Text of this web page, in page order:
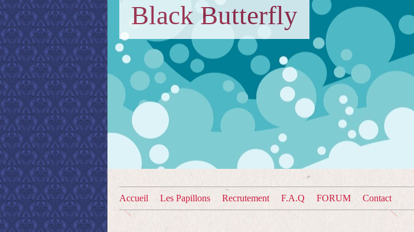
Black Butterfly
Accueil Les Papillons Recrutement F.A.Q FORUM Contact